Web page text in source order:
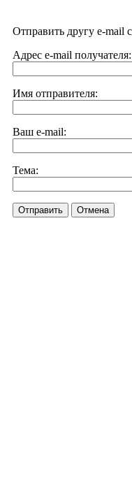
Отправить другу e-mail
Адрес e-mail получателя:
Имя отправителя:
Ваш e-mail:
Тема:
Отправить Отмена